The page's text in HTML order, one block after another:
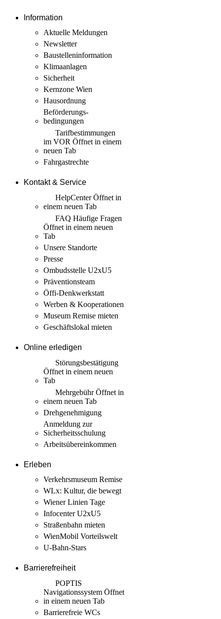
Information
Aktuelle Meldungen
Newsletter
Baustellen­information
Klimaanlagen
Sicherheit
Kernzone Wien
Hausordnung
Beförderungs­
bedingungen
Tarif­bestimmungen
im VOR Öffnet in einem
neuen Tab
Fahrgastrechte
Kontakt & Service
HelpCenterÖffnet in
einem neuen Tab
FAQ Häufige Fragen
Öffnet in einem neuen
Tab
Unsere Standorte
Presse
Ombudsstelle U2xU5
Präventionsteam
Öffi-Denkwerkstatt
Werben & Kooperationen
Museum Remise mieten
Geschäftslokal mieten
Online erledigen
Störungs­bestätigung
Öffnet in einem neuen
Tab
MehrgebührÖffnet in
einem neuen Tab
Drehgenehmigung
Anmeldung zur
Sicherheits­schulung
Arbeits­übereinkommen
Erleben
Verkehrsmuseum Remise
WLx: Kultur, die bewegt
Wiener Linien Tage
Infocenter U2xU5
Straßenbahn mieten
WienMobil Vorteilswelt
U-Bahn-Stars
Barrierefreiheit
POPTIS
Navigationssystem Öffnet
in einem neuen Tab
Barrierefreie WCs